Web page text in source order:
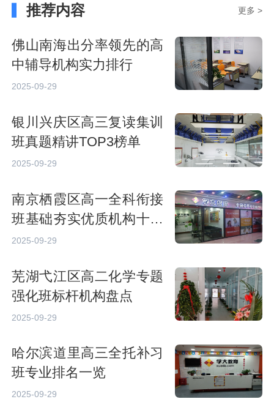
推荐内容 更多 >
佛山南海出分率领先的高
中辅导机构实力排行
2025-09-29
银川兴庆区高三复读集训
班真题精讲TOP3榜单
2025-09-29
南京栖霞区高一全科衔接
班基础夯实优质机构十大
推荐
2025-09-29
芜湖弋江区高二化学专题
强化班标杆机构盘点
2025-09-29
哈尔滨道里高三全托补习
班专业排名一览
2025-09-29